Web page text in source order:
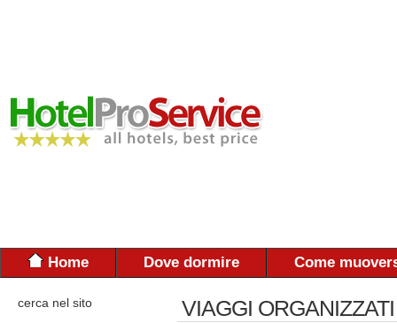
Home Dove dormire Come
cerca nel sito
VIAGGI ORGANIZZATI